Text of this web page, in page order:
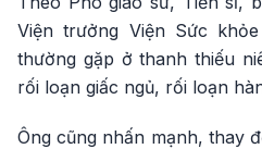
Viện trưởng Viện Sức
thường gặp ở thanh thiếu
rối loạn giấc ngủ, rối loạn
Ông cũng nhấn mạnh, thay